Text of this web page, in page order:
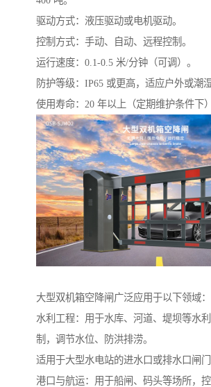
驱动方式：液压驱动或电机驱动。
控制方式：手动、自动、远程控制。
运行速度：0.1-0.5 米/分钟（可调）。
防护等级：IP65 或更高，适应户外或潮湿
使用寿命：20 年以上（定期维护条件下）
大型双机箱空降闸广泛应用于以下领域：
水利工程：用于水库、河道、堤坝等水
制，调节水位、防洪排涝。
适用于大型水电站的进水口或排水口闸门
港口与航运：用于船闸、码头等场所，